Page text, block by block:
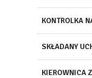
KONTROLKA
SKŁADANY
KIEROWNICA